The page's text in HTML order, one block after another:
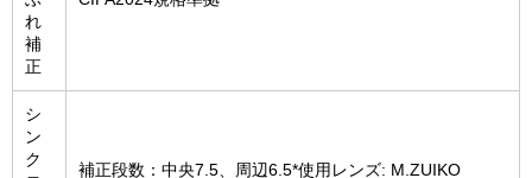
れ
補
正
シ
ン
ク
補正段数：中央7.5、周辺6.5*使用レンズ: M.ZUIKO